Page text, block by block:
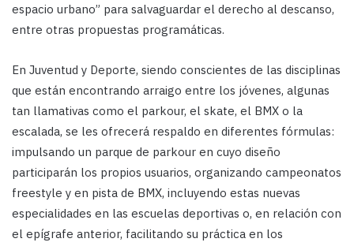
espacio urbano” para salvaguardar el derecho al descanso,
entre otras propuestas programáticas.
En Juventud y Deporte, siendo conscientes de las disciplinas
que están encontrando arraigo entre los jóvenes, algunas
tan llamativas como el parkour, el skate, el BMX o la
escalada, se les ofrecerá respaldo en diferentes fórmulas:
impulsando un parque de parkour en cuyo diseño
participarán los propios usuarios, organizando campeonatos
freestyle y en pista de BMX, incluyendo estas nuevas
especialidades en las escuelas deportivas o, en relación con
el epígrafe anterior, facilitando su práctica en los